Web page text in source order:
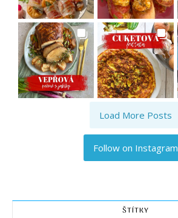
Load More Posts
Follow on Instagram
ŠTÍTKY